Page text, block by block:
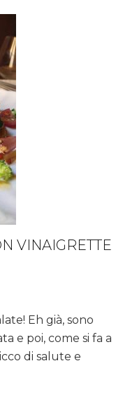
VINAIGRETTE
Eh già, sono
e poi, come si fa a
di salute e